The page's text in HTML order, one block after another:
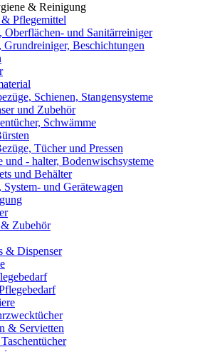
& Reinigung
Pflegemittel
Oberflächen- und Sanitärreiniger
Grundreiniger, Beschichtungen
Schienen, Stangensysteme
und Zubehör
Schwämme
Tücher und Pressen
und - halter, Bodenwischsysteme
und Behälter
und Gerätewagen
& Zubehör
& Dispenser
& Servietten